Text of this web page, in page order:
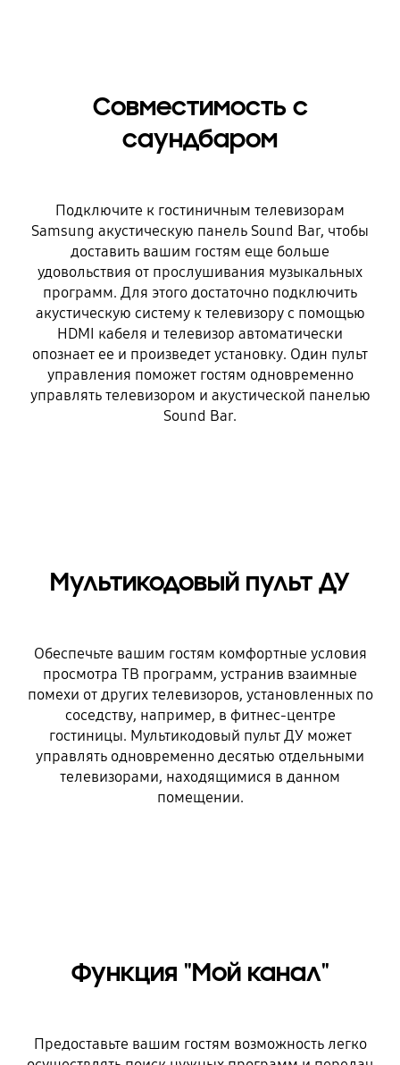
Совместимость с
саундбаром
Подключите к гостиничным телевизорам
Samsung акустическую панель Sound Bar, чтобы
доставить вашим гостям еще больше
удовольствия от прослушивания музыкальных
программ. Для этого достаточно подключить
акустическую систему к телевизору с помощью
HDMI кабеля и телевизор автоматически
опознает ее и произведет установку. Один пульт
управления поможет гостям одновременно
управлять телевизором и акустической панелью
Sound Bar.
Мультикодовый пульт ДУ
Обеспечьте вашим гостям комфортные условия
просмотра ТВ программ, устранив взаимные
помехи от других телевизоров, установленных по
соседству, например, в фитнес-центре
гостиницы. Мультикодовый пульт ДУ может
управлять одновременно десятью отдельными
телевизорами, находящимися в данном
помещении.
Функция "Мой канал"
Предоставьте вашим гостям возможность легко